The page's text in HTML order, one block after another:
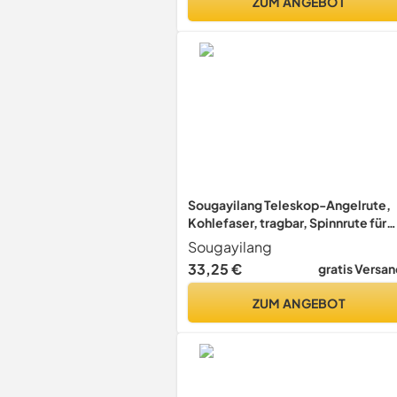
Sougayilang Teleskop-Angelrute,
Kohlefaser, tragbar, Spinnrute für
Boot, Salzwasser und Süßwasser,
m
Sougayilang
33,25 €
gratis
ZUM ANGEBOT